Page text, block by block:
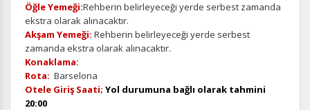
Öğle Yemeği:Rehberin belirleyeceği yerde serbest zamanda
ekstra olarak alınacaktır.
Akşam Yemeği: Rehberin belirleyeceği yerde serbest
zamanda ekstra olarak alınacaktır.
Konaklama:
Rota: Barselona
Otele Giriş Saati; Yol durumuna bağlı olarak tahmini
20:00